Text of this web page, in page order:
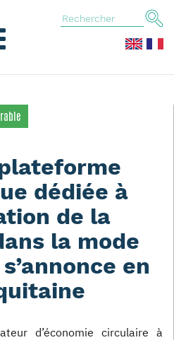
dédiée à
de la
la mode
en
d’économie circulaire à